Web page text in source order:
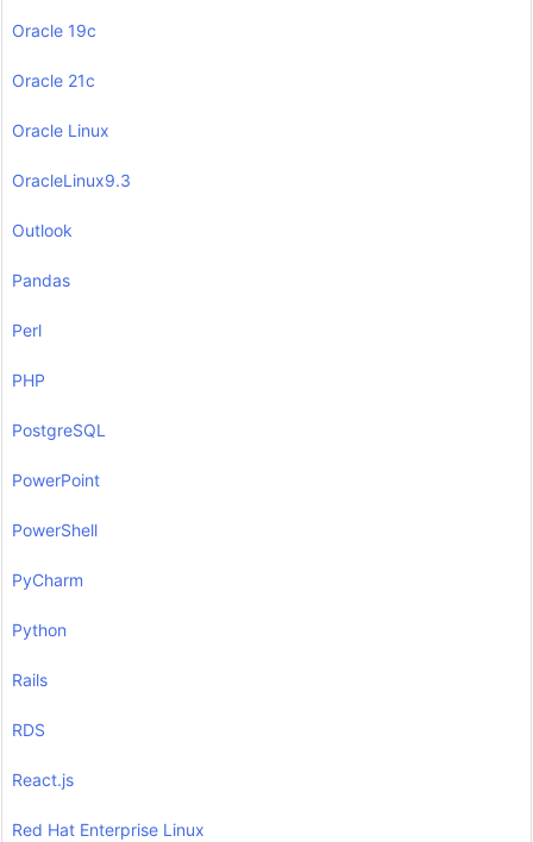
Oracle 19c
Oracle 21c
Oracle Linux
OracleLinux9.3
Outlook
Pandas
Perl
PHP
PostgreSQL
PowerPoint
PowerShell
PyCharm
Python
Rails
RDS
React.js
Red Hat Enterprise Linux